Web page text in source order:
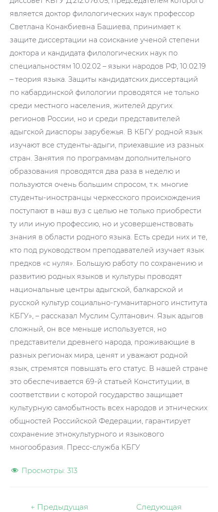
является доктор филологических наук профессор
Светлана Конакбиевна Башиева, принимает к
защите диссертации на соискание ученой степени
доктора и кандидата филологических наук по
специальностям 10.02.02 – языки народов РФ, 10.02.19
– теория языка. Защиты кандидатских диссертаций
по кабардинской филологии проводятся не только
среди местного населения, жителей других
регионов России, но и среди представителей
адыгской диаспоры зарубежья. В КБГУ родной язык
изучают все студенты-адыги, приехавшие из разных
стран. Занятия по программам дополнительного
образования проводятся два раза в неделю и
пользуются очень большим спросом, т.к. многие
студенты-иностранцы черкесского происхождения
поступают в наш вуз с целью не только приобрести
ту или иную профессию, но и усовершенствовать
знания в области родного языка. Есть среди них и те,
кто под руководством преподавателей изучает язык
предков «с нуля». Большую работу по сохранению и
развитию родных языков и культуры проводят
национальные центры адыгской, балкарской и
русской культур социально-гуманитарного института
КБГУ», – рассказал Муслим Султанович. Язык адыгов
сложный, он все меньше используется, но
представители древнего народа, проживающие в
разных регионах мира, ценят и уважают родной
язык, стремятся повышать его статус. В нашей стране
это обеспечивается 69-й статьей Конституции, в
соответствии с которой государство защищает
культурную самобытность всех народов и этнических
общностей Российской Федерации, гарантирует
сохранение этнокультурного и языкового
многообразия. Пресс-служба КБГУ
Просмотры: 313
Навигация
← Предыдущая
Следующая